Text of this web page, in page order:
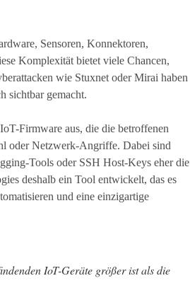
Sensoren, Konnektoren,
Komplexität bietet viele Chancen,
wie Stuxnet oder Mirai haben
sichtbar gemacht.
Firmware aus, die die betroffenen
oder Netzwerk-Angriffe. Dabei sind
Tools oder SSH Host-Keys eher die
deshalb ein Tool entwickelt, das es
und eine einzigartige
IoT-Geräte größer ist als die